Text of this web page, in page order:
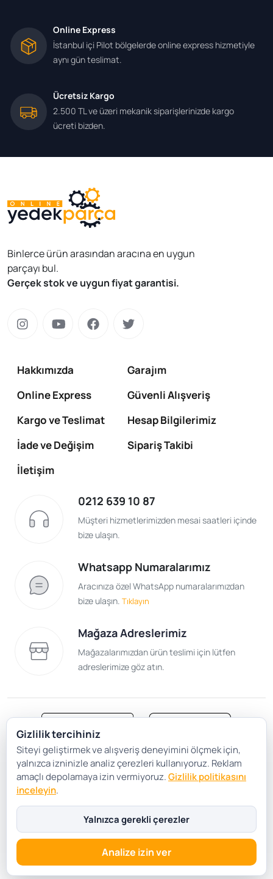
Online Express
İstanbul içi Pilot bölgelerde online express hizmetiyle
aynı gün teslimat.
Ücretsiz Kargo
2.500 TL ve üzeri mekanik siparişlerinizde kargo
ücreti bizden.
Binlerce ürün arasından aracına en uygun
parçayı bul.
Gerçek stok ve uygun fiyat garantisi.
Hakkımızda
Garajım
Online Express
Güvenli Alışveriş
Kargo ve Teslimat
Hesap Bilgilerimiz
İade ve Değişim
Sipariş Takibi
İletişim
0212 639 10 87
Müşteri hizmetlerimizden mesai saatleri içinde
bize ulaşın.
Whatsapp Numaralarımız
Aracınıza özel WhatsApp numaralarımızdan
bize ulaşın. Tıklayın
Mağaza Adreslerimiz
Mağazalarımızdan ürün teslimi için lütfen
adreslerimize göz atın.
Satış Sözleşmesi
Gizlilik ve Güvenlik
Gizlilik Politikası
Çerez Tercihleri
Gizlilik tercihiniz
Siteyi geliştirmek ve alışveriş deneyimini ölçmek için,
yalnızca izninizle analiz çerezleri kullanıyoruz. Reklam
amaçlı depolamaya izin vermiyoruz.Gizlilik politikasını
inceleyin.
Yalnızca gerekli çerezler
Analize izin ver